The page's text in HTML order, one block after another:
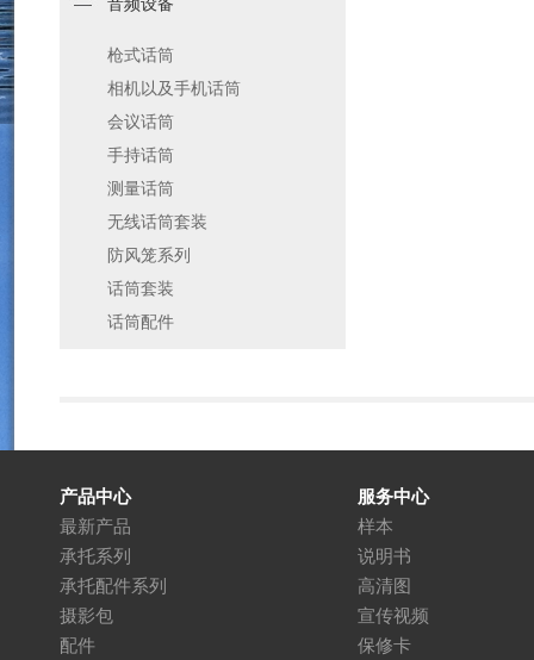
音频设备
枪式话筒
相机以及手机话筒
会议话筒
手持话筒
测量话筒
无线话筒套装
防风笼系列
话筒套装
话筒配件
产品中心
最新产品
承托系列
承托配件系列
摄影包
配件
服务中心
样本
说明书
高清图
宣传视频
保修卡